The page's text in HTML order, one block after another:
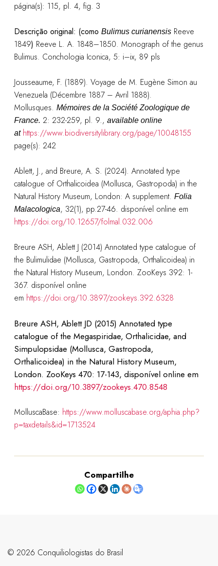
página(s): 115, pl. 4, fig. 3
Descrição original: (como Bulimus curianensisReeve
1849) Reeve L. A. 1848–1850. Monograph of the genus
Bulimus. Conchologia Iconica, 5: i–ix, 89 pls
Jousseaume, F. (1889). Voyage de M. Eugène Simon au
Venezuela (Décembre 1887 – Avril 1888).
Mollusques. Mémoires de la Société Zoologique de
France. 2: 232-259, pl. 9., available online
at https://www.biodiversitylibrary.org/page/10048155
page(s): 242
Ablett, J., and Breure, A. S. (2024). Annotated type
catalogue of Orthalicoidea (Mollusca, Gastropoda) in the
Natural History Museum, London: A supplement. Folia
Malacologica, 32(1), pp.27-46. disponível online em
https://doi.org/10.12657/folmal.032.006
Breure ASH, Ablett J (2014) Annotated type catalogue of
the Bulimulidae (Mollusca, Gastropoda, Orthalicoidea) in
the Natural History Museum, London. ZooKeys 392: 1-
367. disponível online
em https://doi.org/10.3897/zookeys.392.6328
Breure ASH, Ablett JD (2015) Annotated type
catalogue of the Megaspiridae, Orthalicidae, and
Simpulopsidae (Mollusca, Gastropoda,
Orthalicoidea) in the Natural History Museum,
London. ZooKeys 470: 17-143, disponível online em
https://doi.org/10.3897/zookeys.470.8548
MolluscaBase: https://www.molluscabase.org/aphia.php?
p=taxdetails&id=1713524
Compartilhe
©️ 2026 Conquiliologistas do Brasil